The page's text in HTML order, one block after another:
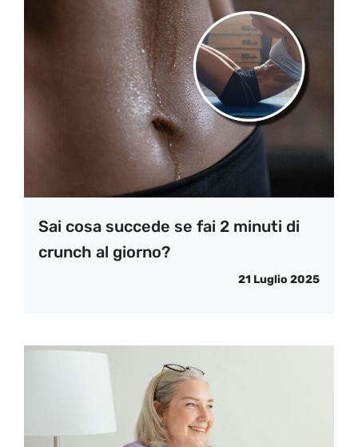
Sai cosa succede se fai 2 minuti di
crunch al giorno?
21 Luglio 2025